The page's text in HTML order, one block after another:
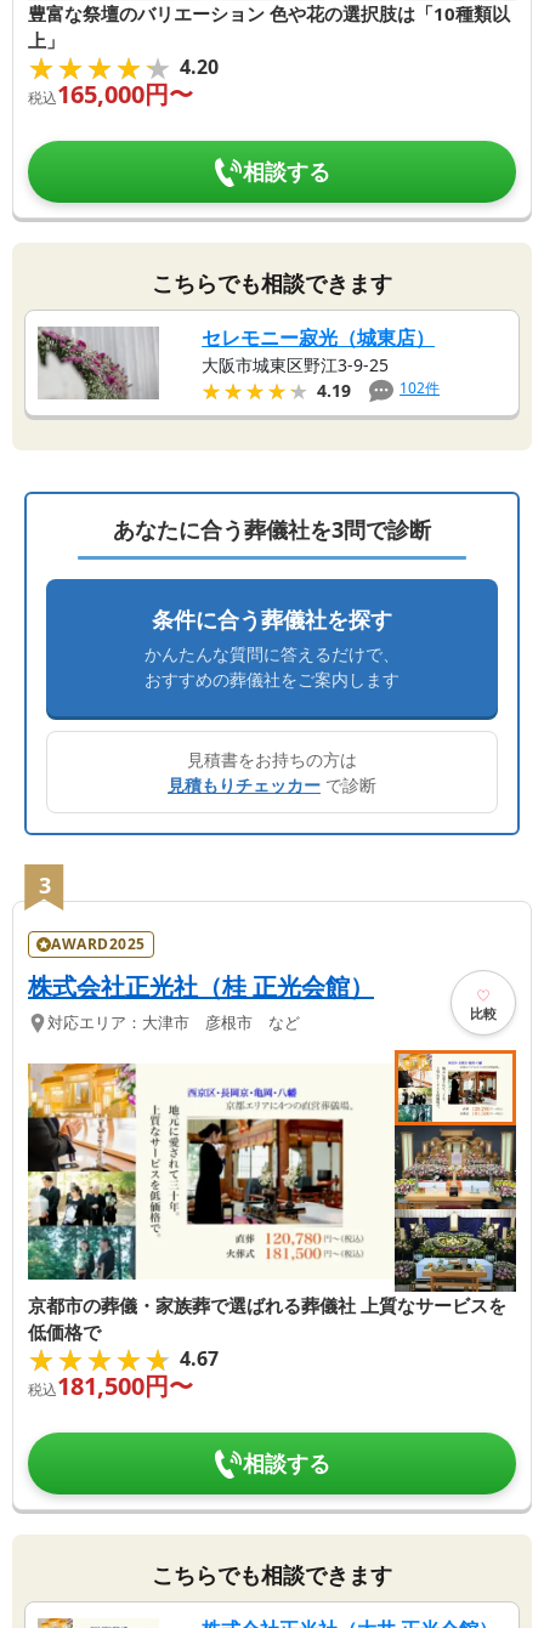
豊富な祭壇のバリエーション 色や花の選択肢は「10種類以
上」
★★★★★
★★★★★ 4.20
税込165,000円〜
相談する
こちらでも相談できます
セレモニー寂光（城東店）
大阪市城東区野江3-9-25
★★★★★
★★★★★ 4.19 102件
あなたに合う葬儀社を3問で診断
条件に合う葬儀社を探す
かんたんな質問に答えるだけで、
おすすめの葬儀社をご案内します
見積書をお持ちの方は
見積もりチェッカー で診断
3
AWARD2025
株式会社正光社（桂 正光会館）
対応エリア： 大津市 彦根市 など 比較
京都市の葬儀・家族葬で選ばれる葬儀社 上質なサービスを
低価格で
★★★★★
★★★★★ 4.67
税込181,500円〜
相談する
こちらでも相談できます